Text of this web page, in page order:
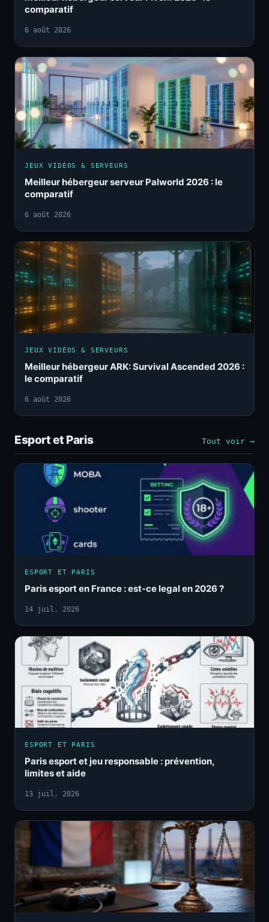
comparatif
6 août 2026
JEUX VIDÉOS & SERVEURS
Meilleur hébergeur serveur Palworld 2026 : le
comparatif
6 août 2026
JEUX VIDÉOS & SERVEURS
Meilleur hébergeur ARK: Survival Ascended 2026 :
le comparatif
6 août 2026
Esport et Paris Tout voir →
ESPORT ET PARIS
Paris esport en France : est-ce legal en 2026 ?
14 juil. 2026
ESPORT ET PARIS
Paris esport et jeu responsable : prévention,
limites et aide
13 juil. 2026